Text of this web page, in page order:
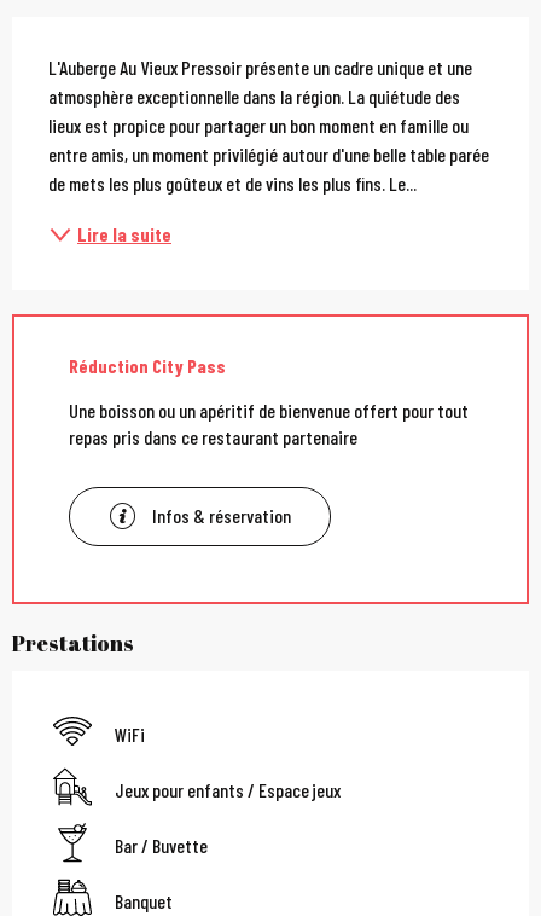
Description
L'Auberge Au Vieux Pressoir présente un cadre unique et une
atmosphère exceptionnelle dans la région. La quiétude des
lieux est propice pour partager un bon moment en famille ou
entre amis, un moment privilégié autour d'une belle table parée
de mets les plus goûteux et de vins les plus fins. Le...
Lire la suite
Réduction City Pass
Une boisson ou un apéritif de bienvenue offert pour tout
repas pris dans ce restaurant partenaire
Infos & réservation
Prestations
WiFi
Jeux pour enfants / Espace jeux
Bar / Buvette
Banquet